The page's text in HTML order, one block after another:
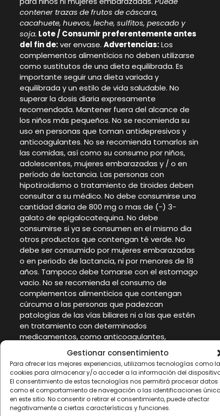
Gestionar consentimiento
Para ofrecer las mejores experiencias, utilizamos tecnologías como
cookies para almacenar y/o acceder a la información del
El consentimiento de estas tecnologías nos permitirá procesar datos
como el comportamiento de navegación o las identificaciones
en este sitio. No consentir o retirar el consentimiento, puede afectar
negativamente a ciertas características y funciones.
contener trazas de frutos de cáscara,
cacahuete, huevos, leche, sulfitos, pescado y
soja. Lote / Consumir preferentemente antes
del fin de:ver envase. Advertencias:Los
complementos alimenticios no deben utilizarse
como sustitutos de una dieta equilibrada. Es
importante seguir una dieta variada y
equilibrada y un estilo de vida saludable. No
superar la dosis diaria expresamente
recomendada. Mantener fuera del alcance de
los niños más pequeños. No se recomienda su
uso en personas que toman antidepresivos y
anticoagulantes. No se recomienda tomarlos sin
las comidas, así como su consumo por niños,
adolescentes, mujeres embarazadas y / o en
período de lactancia. Las personas con
hipotiroidismo o tratamiento de tiroides deben
consultar a su médico. No debe consumirse una
cantidad diaria de 800 mg o mas de (-) 3-
galato de epigalocatequina. No debe
consumirse si ya se consumen en el mismo dia
otros productos que contengan té verde. No
debe ser consumido por mujeres embarazadas
o en periodo de lactancia, ni por menores de 18
años. Tampoco debe tomarse con el estomago
vacio. No se recomienda el consumo de
complementos alimenticios que contengan
cúrcuma a las personas que padezcan
patologías de las vías biliares ni a las que estén
en tratamiento con determinados
medicamentos, como anticoagulantes,
anticancerígenos o inmunosupresores.
Conservar bien cerrado en un lugar fresco y sec
Información nutricional
Composición
Por dos
cápsulas